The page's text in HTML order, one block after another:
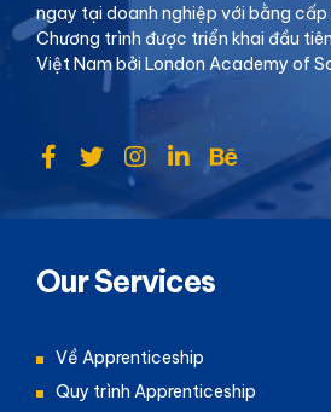
ngay tại doanh nghiệp với bằng cấp
Chương trình được triển khai đầu
Việt Nam bởi London Academy of
Our Services
Về Apprenticeship
Quy trình Apprenticeship